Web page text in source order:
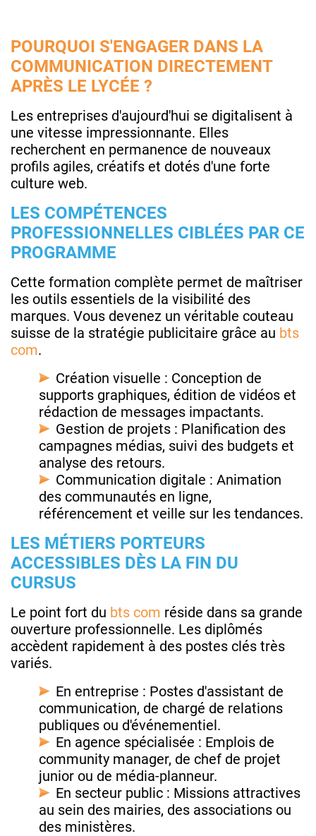
POURQUOI S'ENGAGER DANS LA
COMMUNICATION DIRECTEMENT
APRÈS LE LYCÉE ?
Les entreprises d'aujourd'hui se digitalisent à
une vitesse impressionnante. Elles
recherchent en permanence de nouveaux
profils agiles, créatifs et dotés d'une forte
culture web.
LES COMPÉTENCES
PROFESSIONNELLES CIBLÉES PAR CE
PROGRAMME
Cette formation complète permet de maîtriser
les outils essentiels de la visibilité des
marques. Vous devenez un véritable couteau
suisse de la stratégie publicitaire grâce au bts
com.
Création visuelle : Conception de
supports graphiques, édition de vidéos et
rédaction de messages impactants.
Gestion de projets : Planification des
campagnes médias, suivi des budgets et
analyse des retours.
Communication digitale : Animation
des communautés en ligne,
référencement et veille sur les tendances.
LES MÉTIERS PORTEURS
ACCESSIBLES DÈS LA FIN DU
CURSUS
Le point fort du bts com réside dans sa grande
ouverture professionnelle. Les diplômés
accèdent rapidement à des postes clés très
variés.
En entreprise : Postes d'assistant de
communication, de chargé de relations
publiques ou d'événementiel.
En agence spécialisée : Emplois de
community manager, de chef de projet
junior ou de média-planneur.
En secteur public : Missions attractives
au sein des mairies, des associations ou
des ministères.